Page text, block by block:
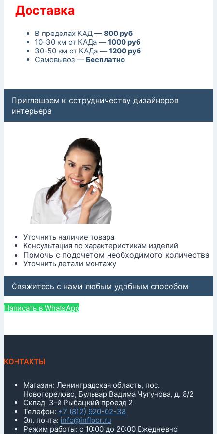
Доставка
В пределах КАД — 800 руб
10-30 км от КАДа — 1000 руб
30-50 км от КАДа — 1200 руб
Самовывоз — Бесплатно
Приглашаем к сотрудничеству дизайнеров
интерьера
Уточнить наличие товара
Консультация по характеристикам изделий
Помочь с подсчетом необходимого количества
Уточнить детали монтажу
Свяжитесь с нами любым удобным способом
Написать в WhatsApp
КОНТАКТЫ
Магазин: Ленинградская область, пос.
Новогорелово, Бульвар Вадима Чугунова, д. 8/2
Склад: 3-й Рыбацкий проезд 2
Телефон: +7 (812) 920-02-38
Эл. почта: info@infloor.ru
Режим работы: с 10:00 до 20:00 Ежедневно